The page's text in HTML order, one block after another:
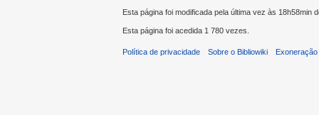
Esta página foi modificada pela última vez às 18h58min
Esta página foi acedida 1 780 vezes.
Política de privacidade Sobre o Bibliowiki